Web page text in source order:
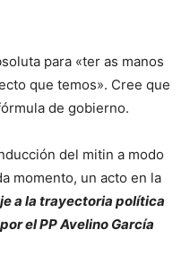
para «ter as manos
que temos». Cree que
de gobierno.
del mitin a modo
momento, un acto en la
a la trayectoria política
el PP Avelino García